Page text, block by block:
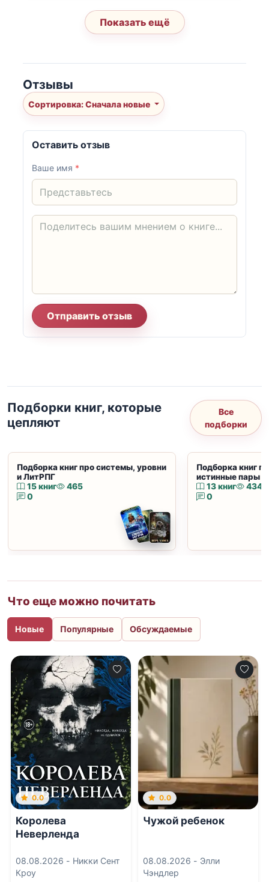
Показать ещё
Отзывы
Сортировка: Сначала новые
Оставить отзыв
Ваше имя *
Отправить отзыв
Подборки книг, которые
цепляют
Все
подборки
Подборка книг про системы, уровни
и ЛитРПГ
15 книг
465
0
Подборка книг
истинные пары
13 книг
434
0
Что еще можно почитать
Новые Популярные Обсуждаемые
0.0
Королева
Неверленда
08.08.2026 - Никки Сент
Кроу
0.0
Чужой ребенок
08.08.2026 - Элли
Чэндлер